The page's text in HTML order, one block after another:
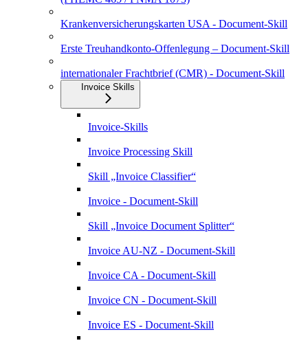
Krankenversicherungskarten USA - Document-Skill
Erste Treuhandkonto-Offenlegung – Document-Skill
internationaler Frachtbrief (CMR) - Document-Skill
Invoice Skills
Invoice-Skills
Invoice Processing Skill
Skill „Invoice Classifier“
Invoice - Document-Skill
Skill „Invoice Document Splitter“
Invoice AU-NZ - Document-Skill
Invoice CA - Document-Skill
Invoice CN - Document-Skill
Invoice ES - Document-Skill